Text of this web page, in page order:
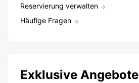
Reservierung verwalten
Häufige Fragen
Exklusive Angebote